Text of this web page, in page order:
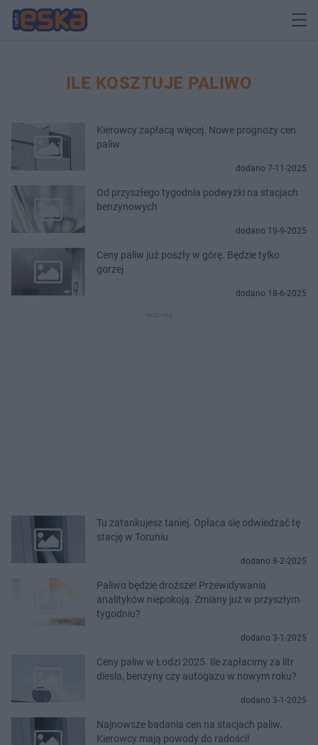
ILE KOSZTUJE PALIWO
Kierowcy zapłacą więcej. Nowe prognozy cen
paliw
dodano 7-11-2025
Od przyszłego tygodnia podwyżki na stacjach
benzynowych
dodano 19-9-2025
Ceny paliw już poszły w górę. Będzie tylko
gorzej
dodano 18-6-2025
Tu zatankujesz taniej. Opłaca się odwiedzać tę
stację w Toruniu
dodano 8-2-2025
Paliwo będzie droższe! Przewidywania
analityków niepokoją. Zmiany już w przyszłym
tygodniu?
dodano 3-1-2025
Ceny paliw w Łodzi 2025. Ile zapłacimy za litr
diesla, benzyny czy autogazu w nowym roku?
dodano 3-1-2025
Najnowsze badania cen na stacjach paliw.
Kierowcy mają powody do radości!